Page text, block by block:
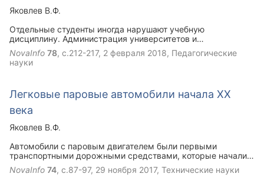
Яковлев В.Ф.
Отдельные студенты иногда нарушают учебную
дисциплину. Администрация университетов и
преподаватели располагают возможностями для
выявления этих нарушений. Виновные студенты во все
времена наказывались. Сего-дня шкала наказаний:
мошенничества.
NovaInfo 78, с.212-217, 2 февраля 2018, Педагогические
науки
Легковые паровые автомобили начала XX
века
Яковлев В.Ф.
Автомобили с паровым двигателем были первыми
транспортными дорожными средствами, которые начали
производиться промышленно в больших количествах. В
начале ХХ века именно эти автомобили были наиболее
NovaInfo 74, с.87-97, 29 ноября 2017, Технические науки